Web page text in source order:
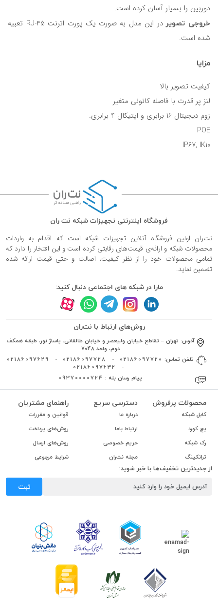
دوربین را بسیار آسان کرده است.
خروجی تصویر
در این مدل به صورت یک پورت اترنت RJ-45 تعبیه
شده‌ است.
مزایا
کیفیت تصویر بالا
لنز پر قدرت با فاصله کانونی متغیر
زوم دیجیتال 16 برابری و اپتیکال 4 برابری.
POE
IP67, IK10
فروشگاه اینترنتی تجهیزات شبکه نت ران
نت‌ران اولین فروشگاه آنلاین تجهیزات شبکه است که اقدام به واردات
محصولات شبکه و ارائه‌ی قیمت‌های رقابتی کرده است و این افتخار را دارد که
تمامی محصولات خود را از نظر کیفیت، اصالت و حتی قیمت ارائه شده
تضمین نماید.
مارا در شبکه های اجتماعی دنبال کنید:
روش‌های ارتباط با نت‌ران
آدرس: تهران – تقاطع خیابان ولیعصر و خیابان طالقانی، پاساژ نور، طبقه همکف
دوم، واحد 7048
تلفن تماس: 02186097720
-
02186097728
-
02186097629
-
02186097632
پیام رسان بله : 09370000724
محصولات پرفروش
کابل شبکه
پچ کورد
رک شبکه
ترانکینگ
دسترسی سریع
درباره ما
ارتباط باما
حریم خصوصی
مجله نت‌ران
راهنمای مشتریان
قوانین و مقررات
روش‌های پرداخت
روش‌های ارسال
شرایط مرجوعی
از جدیدترین تخفیف‌ها با خبر شوید:
ثبت